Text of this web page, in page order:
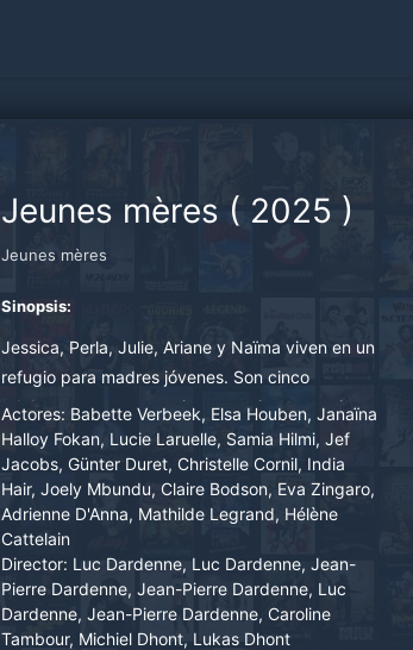
Jeunes mères ( 2025 )
Jeunes mères
Sinopsis:
Jessica, Perla, Julie, Ariane y Naïma viven en un
refugio para madres jóvenes. Son cinco
adolescentes que se criaron en circunstancias
difíciles y luchan por construir una vida mejor
para ellas y sus hijos.
Actores: Babette Verbeek, Elsa Houben, Janaïna
Halloy Fokan, Lucie Laruelle, Samia Hilmi, Jef
Jacobs, Günter Duret, Christelle Cornil, India
Hair, Joely Mbundu, Claire Bodson, Eva Zingaro,
Adrienne D'Anna, Mathilde Legrand, Hélène
Cattelain
Director: Luc Dardenne, Luc Dardenne, Jean-
Pierre Dardenne, Jean-Pierre Dardenne, Luc
Dardenne, Jean-Pierre Dardenne, Caroline
Tambour, Michiel Dhont, Lukas Dhont